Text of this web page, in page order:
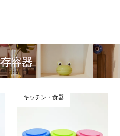
容器
キッチン・食器